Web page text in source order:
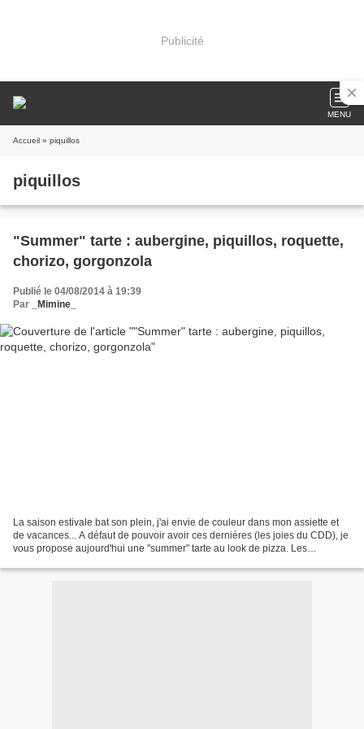
Publicité
MENU
Accueil » piquillos
piquillos
"Summer" tarte : aubergine, piquillos, roquette,
chorizo, gorgonzola
Publié le 04/08/2014 à 19:39
Par
_Mimine_
La saison estivale bat son plein, j'ai envie de couleur dans mon assiette et
de vacances... A défaut de pouvoir avoir ces dernières (les joies du CDD), je
vous propose aujourd'hui une "summer" tarte au look de pizza. Les